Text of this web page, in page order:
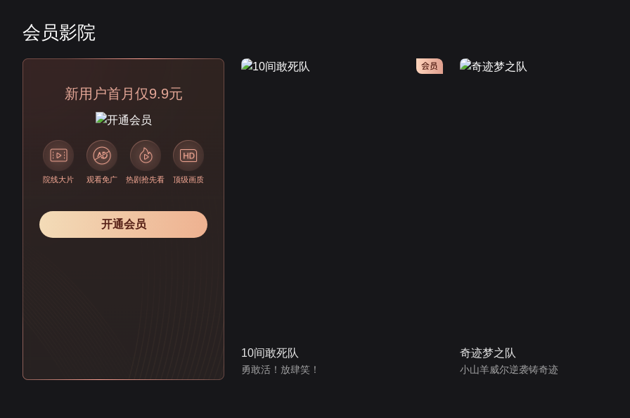
会员影院
新用户首月仅9.9元
院线大片 观看免广 热剧抢先看 顶级画质
开通会员
会员
10间敢死队
勇敢活！放肆笑！
奇迹梦之队
小山羊威尔逆袭铸奇迹